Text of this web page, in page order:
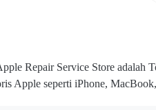
Repair Service Store adalah
Apple seperti iPhone,